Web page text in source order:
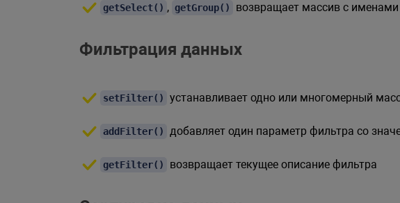
getSelect() , getGroup() возвращает массив с именами
Фильтрация данных
setFilter() устанавливает одно или многомерный
addFilter() добавляет один параметр фильтра со
getFilter() возвращает текущее описание фильтра